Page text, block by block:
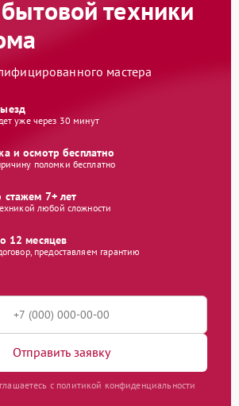
техники
мастера
уже через 30 минут
и осмотр бесплатно
поломки бесплатно
стажем 7+ лет
любой сложности
12 месяцев
предоставляем гарантию
Отправить заявку
с политикой конфиденциальности